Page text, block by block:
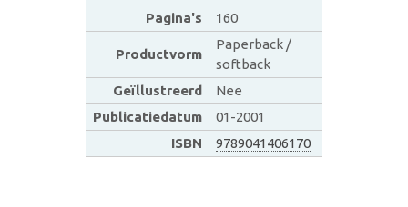
Pagina's
160
Productvorm
Paperback /
softback
Geïllustreerd
Nee
Publicatiedatum
01-2001
ISBN
9789041406170